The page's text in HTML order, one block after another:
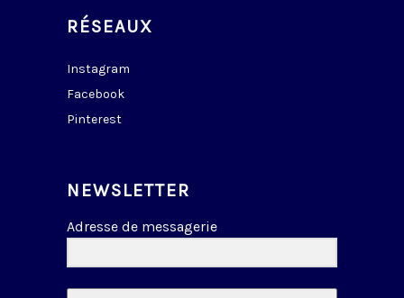
RÉSEAUX
Instagram
Facebook
Pinterest
NEWSLETTER
Adresse de messagerie